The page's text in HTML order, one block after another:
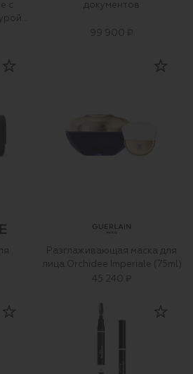
с
документов
99 900 ₽
Разглаживающая маска для
лица Orchidee Imperiale (75ml)
45 240 ₽